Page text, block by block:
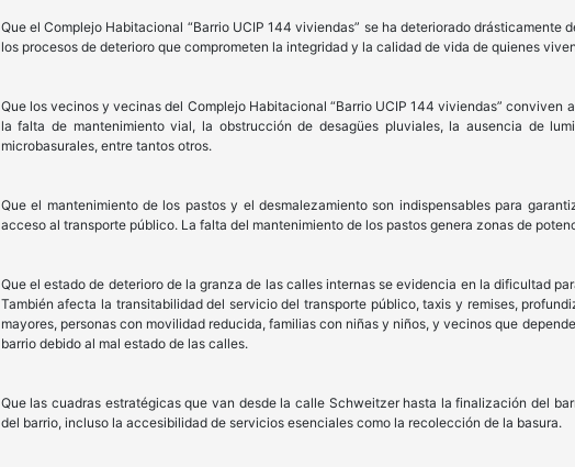
Que el Complejo Habitacional “Barrio UCIP 144 viviendas” se ha deteriorado
los procesos de deterioro que comprometen la integridad y la calidad de vida de quienes
Que los vecinos y vecinas del Complejo Habitacional “Barrio UCIP 144 viviendas”
la falta de mantenimiento vial, la obstrucción de desagües pluviales, la ausencia de
microbasurales, entre tantos otros.
Que el mantenimiento de los pastos y el desmalezamiento son indispensables para
acceso al transporte público. La falta del mantenimiento de los pastos genera zonas de
Que el estado de deterioro de la granza de las calles internas se evidencia en la dificultad
También afecta la transitabilidad del servicio del transporte público, taxis y remises,
mayores, personas con movilidad reducida, familias con niñas y niños, y vecinos que
barrio debido al mal estado de las calles.
Que las cuadras estratégicas que van desde la calle Schweitzer hasta la finalización del
del barrio, incluso la accesibilidad de servicios esenciales como la recolección de la basura.